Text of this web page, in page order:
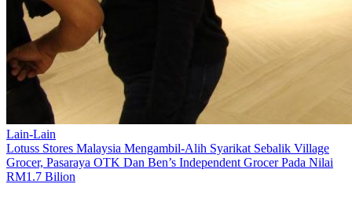
Lain-Lain
Lotuss Stores Malaysia Mengambil-Alih Syarikat Sebalik Village
Grocer, Pasaraya OTK Dan Ben’s Independent Grocer Pada Nilai
RM1.7 Bilion